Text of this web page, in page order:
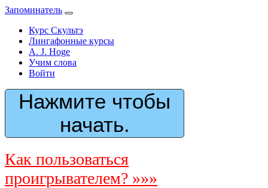
Запоминатель
Курс Скультэ
Лингафонные курсы
A. J. Hoge
Учим слова
Войти
Нажмите чтобы
начать.
Как пользоваться
проигрывателем? »»»